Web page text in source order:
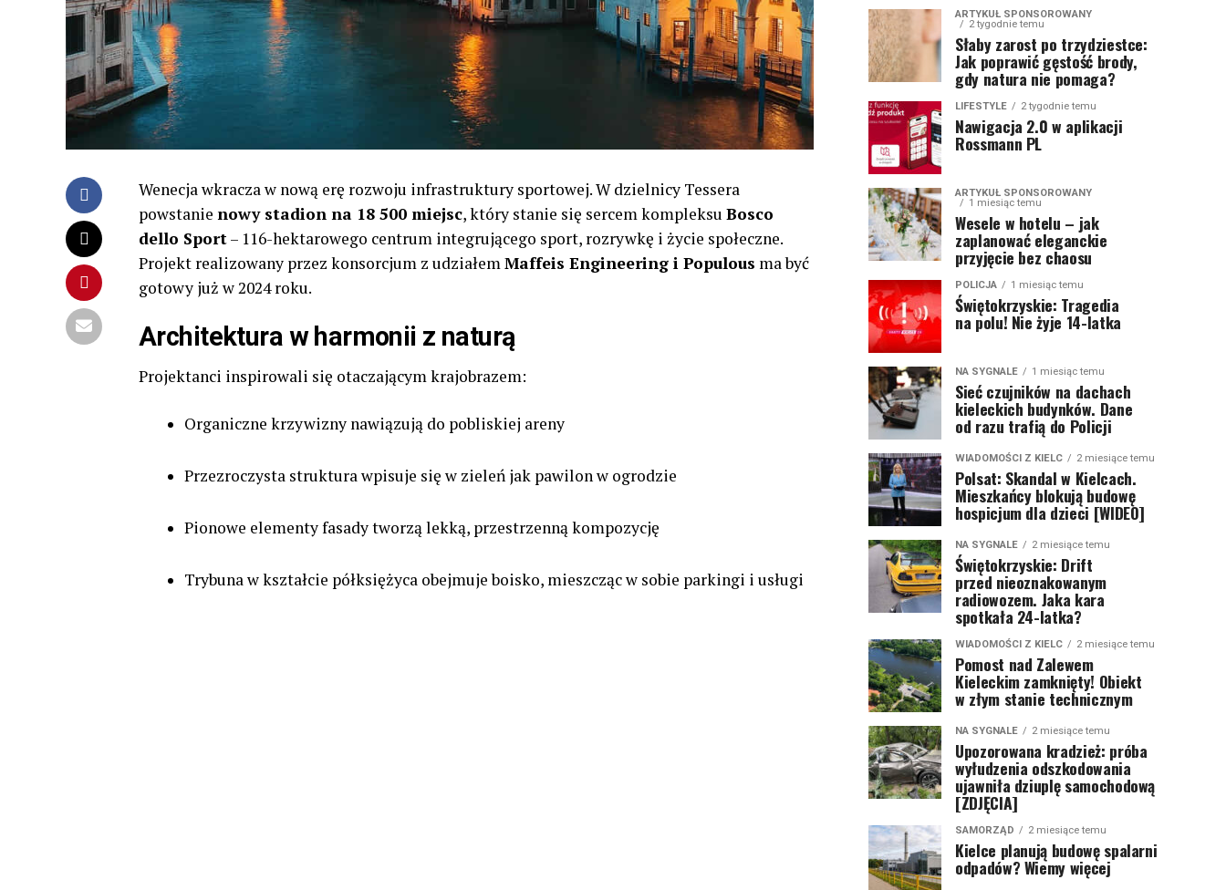
Wenecja wkracza w nową erę rozwoju infrastruktury sportowej. W dzielnicy Tessera
powstanie nowy stadion na 18 500 miejsc, który stanie się sercem kompleksu Bosco
dello Sport– 116-hektarowego centrum integrującego sport, rozrywkę i życie społeczne.
Projekt realizowany przez konsorcjum z udziałemMaffeis Engineering i Populous ma być
gotowy już w 2024 roku.
Architektura w harmonii z naturą
Projektanci inspirowali się otaczającym krajobrazem:
Organiczne krzywizny nawiązują do pobliskiej areny
Przezroczysta struktura wpisuje się w zieleń jak pawilon w ogrodzie
Pionowe elementy fasady tworzą lekką, przestrzenną kompozycję
Trybuna w kształcie półksiężyca obejmuje boisko, mieszcząc w sobie parkingi i usługi
ARTYKUŁ SPONSOROWANY
2 tygodnie temu
Słaby zarost po trzydziestce:
Jak poprawić gęstość brody,
gdy natura nie pomaga?
LIFESTYLE 2 tygodnie temu
Nawigacja 2.0 w aplikacji
Rossmann PL
ARTYKUŁ SPONSOROWANY
1 miesiąc temu
Wesele w hotelu – jak
zaplanować eleganckie
przyjęcie bez chaosu
POLICJA 1 miesiąc temu
Świętokrzyskie: Tragedia
na polu! Nie żyje 14-latka
NA SYGNALE 1 miesiąc temu
Sieć czujników na dachach
kieleckich budynków. Dane
od razu trafią do Policji
WIADOMOŚCI Z KIELC 2 miesiące temu
Polsat: Skandal w Kielcach.
Mieszkańcy blokują budowę
hospicjum dla dzieci [WIDEO]
NA SYGNALE 2 miesiące temu
Świętokrzyskie: Drift
przed nieoznakowanym
radiowozem. Jaka kara
spotkała 24-latka?
WIADOMOŚCI Z KIELC 2 miesiące temu
Pomost nad Zalewem
Kieleckim zamknięty! Obiekt
w złym stanie technicznym
NA SYGNALE 2 miesiące temu
Upozorowana kradzież: próba
wyłudzenia odszkodowania
ujawniła dziuplę samochodową
[ZDJĘCIA]
SAMORZĄD 2 miesiące temu
Kielce planują budowę spalarni
odpadów? Wiemy więcej